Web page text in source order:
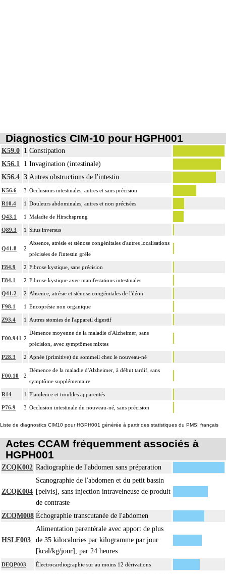
Diagnostics CIM-10 pour HGPH001
K59.0 1 Constipation
K56.1 1 Invagination (intestinale)
K56.4 3 Autres obstructions de l'intestin
K56.6 3 Occlusions intestinales, autres et sans précision
R10.4 1 Douleurs abdominales, autres et non précisées
Q43.1 1 Maladie de Hirschsprung
Q89.3 1 Situs inversus
Q41.8 2
Absence, atrésie et sténose congénitales d'autres localisations
précisées de l'intestin grêle
E84.9 2 Fibrose kystique, sans précision
E84.1 2 Fibrose kystique avec manifestations intestinales
Q41.2 2 Absence, atrésie et sténose congénitales de l'iléon
F98.1 1 Encoprésie non organique
Z93.4 1 Autres stomies de l'appareil digestif
F00.941 2
Démence moyenne de la maladie d'Alzheimer, sans
précision, avec symptômes mixtes
P28.3 2 Apnée (primitive) du sommeil chez le nouveau-né
F00.10 2
Démence de la maladie d'Alzheimer, à début tardif, sans
symptôme supplémentaire
R14 1 Flatulence et troubles apparentés
P76.9 3 Occlusion intestinale du nouveau-né, sans précision
Liste de diagnostics CIM10 pour HGPH001 générée à partir des statistiques du PMSI français
Actes CCAM fréquemment associés à
HGPH001
ZCQK002 Radiographie de l'abdomen sans préparation
ZCQK004
Scanographie de l'abdomen et du petit bassin
[pelvis], sans injection intraveineuse de produit
de contraste
ZCQM008 Échographie transcutanée de l'abdomen
HSLF003
Alimentation parentérale avec apport de plus
de 35 kilocalories par kilogramme par jour
[kcal/kg/jour], par 24 heures
DEQP003 Électrocardiographie sur au moins 12 dérivations